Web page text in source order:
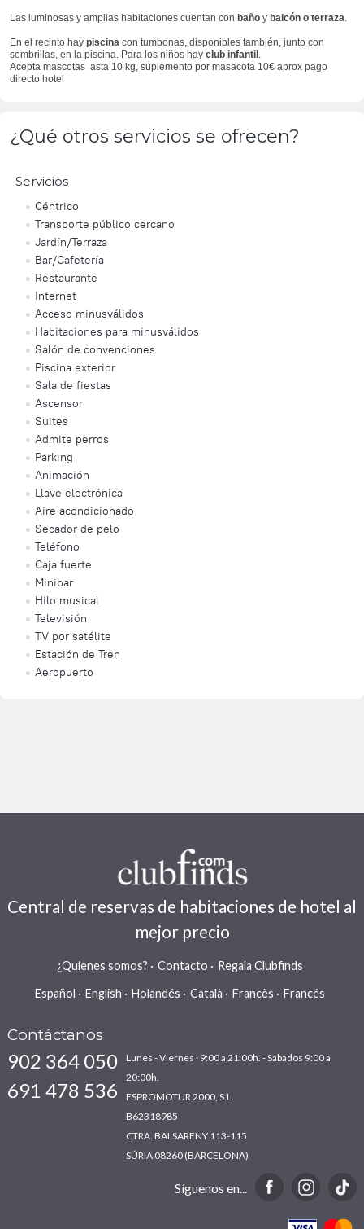
Las luminosas y amplias habitaciones cuentan con baño y balcón o terraza
En el recinto hay piscina con tumbonas, disponibles también, junto con
sombrillas, en la piscina. Para los niños hay club infantil
Acepta mascotas asta 10 kg, suplemento por masacota 10€ aprox pago
directo hotel
¿Qué otros servicios se ofrecen?
Servicios
Céntrico
Transporte público cercano
Jardín/Terraza
Bar/Cafetería
Restaurante
Internet
Acceso minusválidos
Habitaciones para minusválidos
Salón de convenciones
Piscina exterior
Sala de fiestas
Ascensor
Suites
Admite perros
Parking
Animación
Llave electrónica
Aire acondicionado
Secador de pelo
Teléfono
Caja fuerte
Minibar
Hilo musical
Televisión
TV por satélite
Estación de Tren
Aeropuerto
Central de reservas de habitaciones de hotel al
mejor precio
¿Quienes somos? Contacto
Regala Clubfinds
Español
English Holandés Català Francès Francés
Contáctanos
902 364 050
691 478 536
Lunes - Viernes · 9:00 a 21:00h. - Sábados 9:00 a
20:00h.
FSPROMOTUR 2000, S.L.
B62318985
CTRA. BALSARENY 113-115
SÚRIA 08260 (BARCELONA)
Síguenos en...